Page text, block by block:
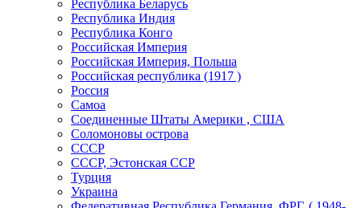
Республика Беларусь
Республика Индия
Республика Конго
Российская Империя
Российская Империя, Польша
Российская республика (1917 )
Россия
Самоа
Соединенные Штаты Америки , США
Соломоновы острова
СССР
СССР, Эстонская ССР
Турция
Украина